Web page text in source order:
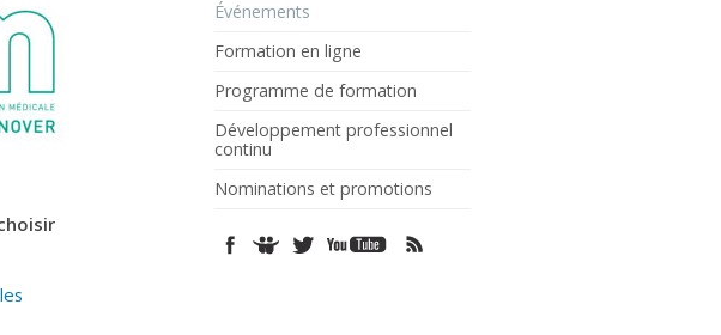
Événements
Formation en ligne
Programme de formation
Développement professionnel
continu
Nominations et promotions